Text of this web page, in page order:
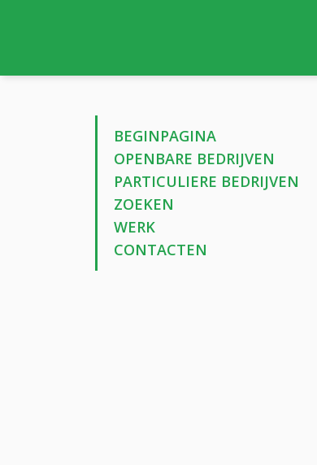
BEGINPAGINA
OPENBARE BEDRIJVEN
PARTICULIERE BEDRIJVEN
ZOEKEN
WERK
CONTACTEN